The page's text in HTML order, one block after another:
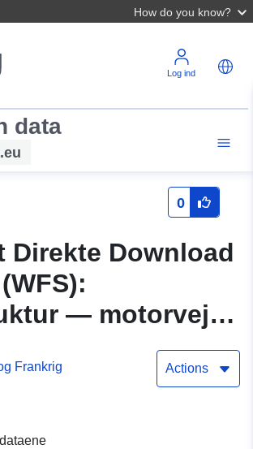
How do you know?
Log ind
data
0
Direkte Download
— motorveje i
Frankrig Actions